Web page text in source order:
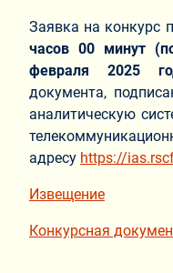
Заявка на конкурс
часов 00 минут
февраля 2025
документа,
аналитическую
адресу https://
Извещение
Конкурсная